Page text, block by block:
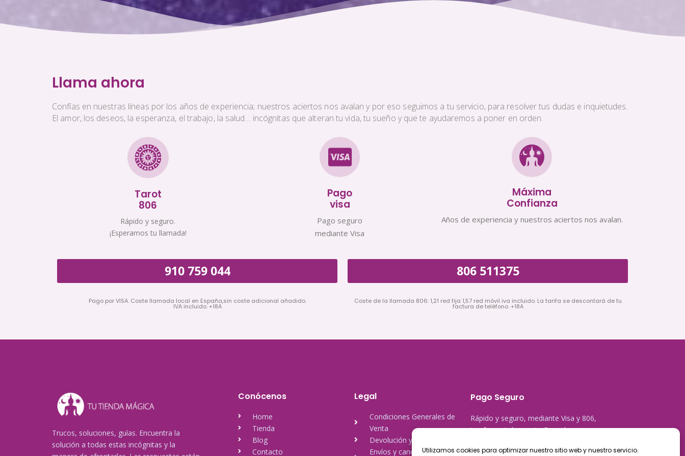
Utilizamos cookies para optimizar nuestro sitio web y nuestro servicio.
Llama ahora
Confías en nuestras líneas por los años de experiencia; nuestros aciertos nos avalan y por eso seguimos a tu servicio, para resolver tus dudas e inquietudes.
El amor, los deseos, la esperanza, el trabajo, la salud… incógnitas que alteran tu vida, tu sueño y que te ayudaremos a poner en orden.
Tarot
806
Rápido y seguro.
¡Esperamos tu llamada!
Pago
visa
Pago seguro
mediante Visa
Máxima
Confianza
Años de experiencia y nuestros aciertos nos avalan.
910 759 044
Pago por VISA. Coste llamada local en España,sin coste adicional añadido.
IVA incluido. +18A
806 511375
Coste de la llamada 806: 1,21 red fija 1,57 red móvil iva incluido. La tarifa se descontará de tu
factura de teléfono. +18A
Trucos, soluciones, guías. Encuentra la
solución a todas estas incógnitas y la
Conócenos
Home
Tienda
Blog
Contacto
Legal
Condiciones Generales de
Venta
Devolución y reembolso
Envíos y cancelación de
Pago Seguro
Rápido y seguro, mediante Visa y 806,
trasferencia bancaria, Paypal